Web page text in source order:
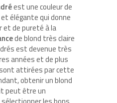
est une couleur de
élégante qui donne
et de pureté à la
de blond très claire
est devenue très
années et de plus
attirées par cette
obtenir un blond
peut être un